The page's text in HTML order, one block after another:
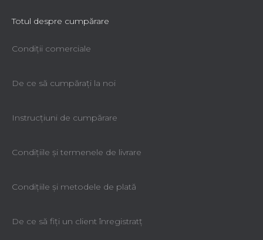
Totul despre cumpărare
Condiții comerciale
De ce să cumpăraţi la noi
Instrucțiuni de cumpărare
Condiţiile şi termenele de livrare
Condiţiile şi metodele de plată
De ce să fiţi un client înregistratţ